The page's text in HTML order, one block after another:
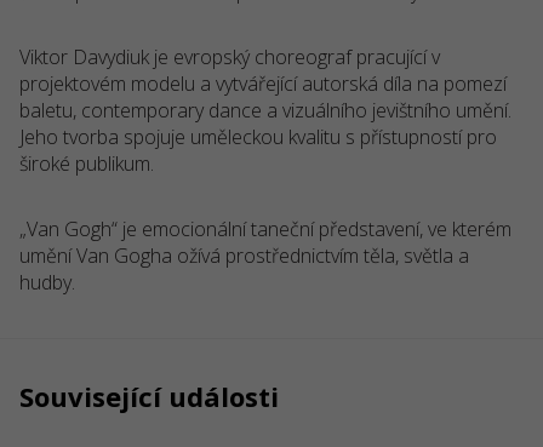
Viktor Davydiuk je evropský choreograf pracující v
projektovém modelu a vytvářející autorská díla na pomezí
baletu, contemporary dance a vizuálního jevištního umění.
Jeho tvorba spojuje uměleckou kvalitu s přístupností pro
široké publikum.
„Van Gogh“ je emocionální taneční představení, ve kterém
umění Van Gogha ožívá prostřednictvím těla, světla a
hudby.
Související události